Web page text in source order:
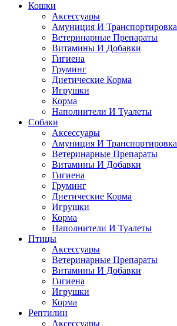
Кошки
Аксессуары
Амуниция И Транспортировка
Ветеринарные Препараты
Витамины И Добавки
Гигиена
Груминг
Диетические Корма
Игрушки
Корма
Наполнители И Туалеты
Собаки
Аксессуары
Амуниция И Транспортировка
Ветеринарные Препараты
Витамины И Добавки
Гигиена
Груминг
Диетические Корма
Игрушки
Корма
Наполнители И Туалеты
Птицы
Аксессуары
Ветеринарные Препараты
Витамины И Добавки
Гигиена
Игрушки
Корма
Рептилии
Аксессуары